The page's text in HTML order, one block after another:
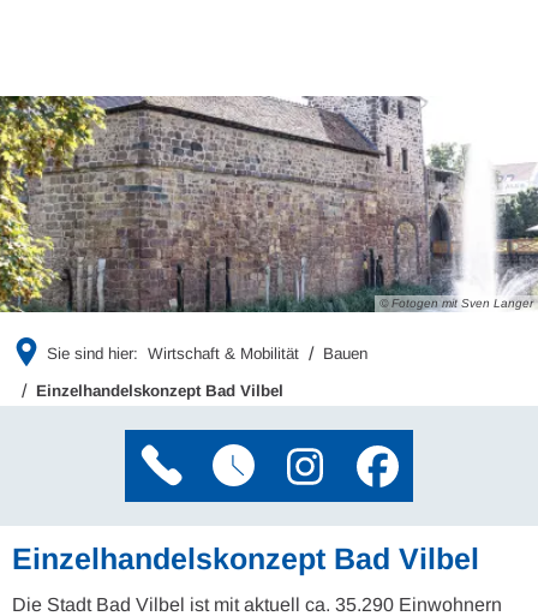
© Fotogen mit Sven Langer
Sie sind hier: Wirtschaft & Mobilität Bauen
Einzelhandelskonzept Bad Vilbel
Einzelhandelskonzept Bad Vilbel
Die Stadt Bad Vilbel ist mit aktuell ca. 35.290 Einwohnern